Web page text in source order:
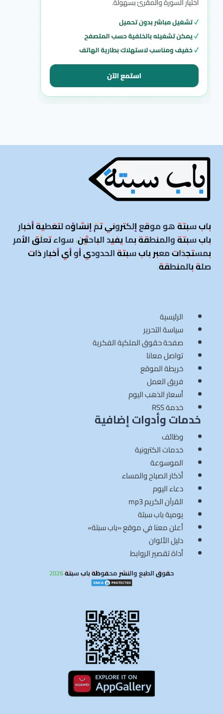
باب سبتة هو موقع إلكتروني تمّ إنشاؤه لتغطية أخبار
باب سبتة والمنطقة بما يفيد الباحثين، سواء تعلّق الأمر
بمستجدّات معبر باب سبتة الحدودي أو أي أخبار ذات
صلة بالمنطقة.
الرئيسية
سياسة التحرير
صفحة حقوق الملكية الفكرية
تواصل معانا
خريطة الموقع
فريق العمل
أسعار الذهب اليوم
خدمة RSS
خدمات وأدوات إضافية
وظائف
خدمات الكترونية
الموسوعة
أذكار الصباح والمساء
دعاء اليوم
القرآن الكريم mp3
يومية باب سبتة
أعلن معنا في موقع «باب سبتة»
دليل الألوان
أداة تقصير الروابط
حقوق الطبع والنشر محفوظة باب سبتة 2026